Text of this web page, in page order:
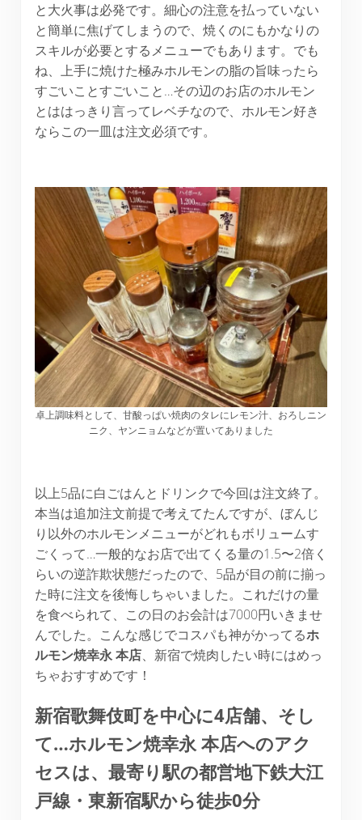
と大火事は必発です。細心の注意を払っていない
と簡単に焦げてしまうので、焼くのにもかなりの
スキルが必要とするメニューでもあります。でも
ね、上手に焼けた極みホルモンの脂の旨味ったら
すごいことすごいこと…その辺のお店のホルモン
とははっきり言ってレベチなので、ホルモン好き
ならこの一皿は注文必須です。
卓上調味料として、甘酸っぱい焼肉のタレにレモン汁、おろしニン
ニク、ヤンニョムなどが置いてありました
以上5品に白ごはんとドリンクで今回は注文終了。
本当は追加注文前提で考えてたんですが、ぼんじ
り以外のホルモンメニューがどれもボリュームす
ごくって…一般的なお店で出てくる量の1.5〜2倍く
らいの逆詐欺状態だったので、5品が目の前に揃っ
た時に注文を後悔しちゃいました。これだけの量
を食べられて、この日のお会計は7000円いきませ
んでした。こんな感じでコスパも神がかってるホ
ルモン焼幸永本店、新宿で焼肉したい時にはめっ
ちゃおすすめです！
新宿歌舞伎町を中心に4店舗、そし
て…ホルモン焼幸永 本店へのアク
セスは、最寄り駅の都営地下鉄大江
戸線・東新宿駅から徒歩0分